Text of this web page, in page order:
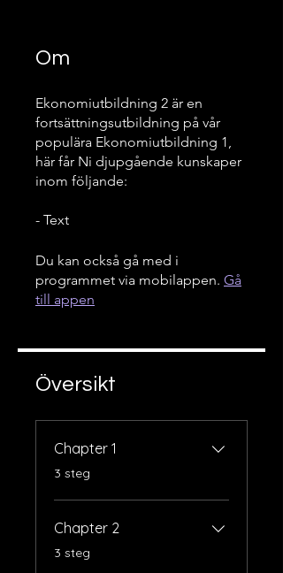
Om
Ekonomiutbildning 2 är en
fortsättningsutbildning på vår
populära Ekonomiutbildning 1,
här får Ni djupgående kunskaper
inom följande:
- Text
Du kan också gå med i
programmet via mobilappen. Gå
till appen
Översikt
Chapter 1
.3 steg
Chapter 2
.3 steg